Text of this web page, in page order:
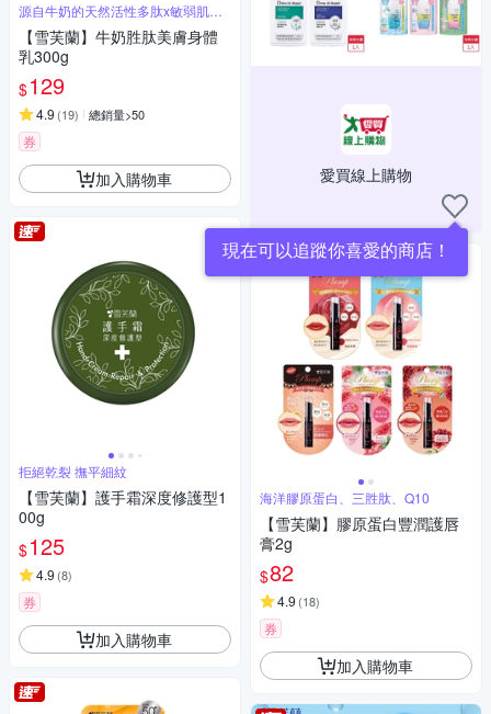
源自牛奶的天然活性多肽x敏弱肌膚
適用
【雪芙蘭】牛奶胜肽美膚身體
乳300g
$129
4.9 (19) 總銷量>50
券
加入購物車
拒絕乾裂 撫平細紋
【雪芙蘭】護手霜深度修護型1
00g
$125
4.9 (8)
券
加入購物車
愛買線上購物
現在可以追蹤你喜愛的商店！
海洋膠原蛋白、三胜肽、Q10
【雪芙蘭】膠原蛋白豐潤護唇
膏2g
$82
4.9 (18)
券
加入購物車